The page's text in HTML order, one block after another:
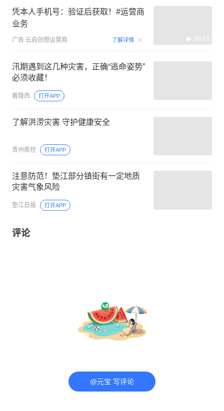
凭本人手机号：验证后获取！#运营商
业务
广告 云启创想运营商 了解详情 00:15
汛期遇到这几种灾害，正确“逃命姿势”
必须收藏！
看陇西 打开APP
了解洪涝灾害 守护健康安全
贵州疾控 打开APP
注意防范！垫江部分镇街有一定地质
灾害气象风险
垫江日报 打开APP
评论
@元宝 写评论